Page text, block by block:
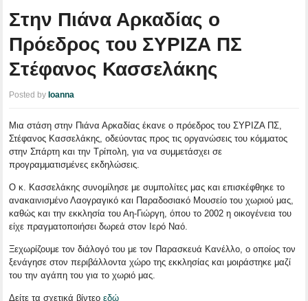
Στην Πιάνα Αρκαδίας ο
Πρόεδρος του ΣΥΡΙΖΑ ΠΣ
Στέφανος Κασσελάκης
Posted by Ioanna
Μια στάση στην Πιάνα Αρκαδίας έκανε ο πρόεδρος του ΣΥΡΙΖΑ ΠΣ,
Στέφανος Κασσελάκης, οδεύοντας προς τις οργανώσεις του κόμματος
στην Σπάρτη και την Τρίπολη, για να συμμετάσχει σε
προγραμματισμένες εκδηλώσεις.
Ο κ. Κασσελάκης συνομίλησε με συμπολίτες μας και επισκέφθηκε το
ανακαινισμένο Λαογραγικό και Παραδοσιακό Μουσείο του χωριού μας,
καθώς και την εκκλησία του Αη-Γιώργη, όπου το 2002 η οικογένεια του
είχε πραγματοποιήσει δωρεά στον Ιερό Ναό.
Ξεχωρίζουμε τον διάλογό του με τον Παρασκευά Κανέλλο, ο οποίος τον
ξενάγησε στον περιβάλλοντα χώρο της εκκλησίας και μοιράστηκε μαζί
του την αγάπη του για το χωριό μας.
Δείτε τα σχετικά βίντεοεδώ